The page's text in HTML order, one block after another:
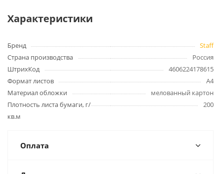
Характеристики
Бренд
Staff
Страна производства
Россия
ШтрихКод
4606224178615
Формат листов
А4
Материал обложки
мелованный картон
Плотность листа бумаги, г/
кв.м
200
Оплата